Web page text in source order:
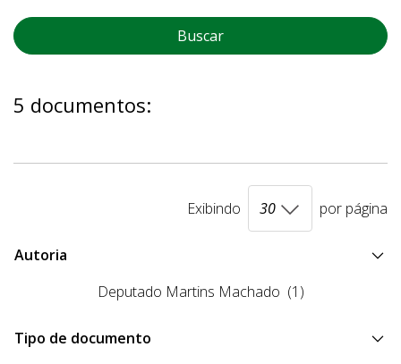
Buscar
5 documentos:
Exibindo por página
Autoria
Deputado Martins Machado (1)
Tipo de documento